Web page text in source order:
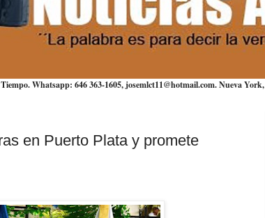
Whatsapp: 646 363-1605, josemlct11@hotmail.com. Nueva York,
en Puerto Plata y promete